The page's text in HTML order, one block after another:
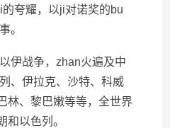
夸耀，以ji对诺奖的bu
。
伊战争，zhan火遍及中
、伊拉克、沙特、科威
林、黎巴嫩等等，全世界
和以色列。